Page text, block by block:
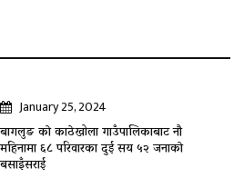
January 25, 2024
बागलुङ काे काठेखोला गाउँपालिकाबाट नौ
महिनामा ६८ परिवारका दुई सय ५२ जनाकाे
बसाइँसराई